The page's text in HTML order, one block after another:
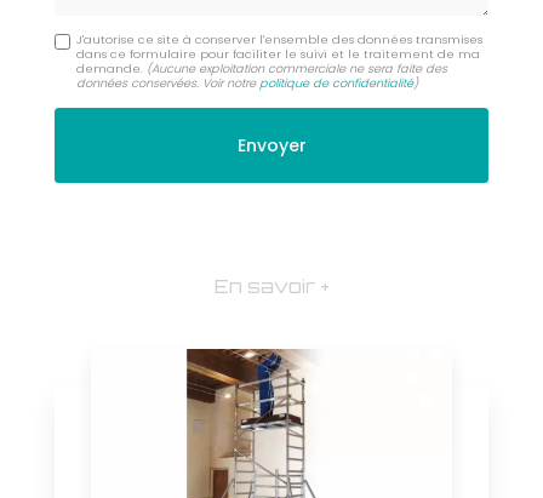
J'autorise ce site à conserver l'ensemble des données transmises
dans ce formulaire pour faciliter le suivi et le traitement de ma
demande. (Aucune exploitation commerciale ne sera faite des
données conservées. Voir notrepolitique de confidentialité)
En savoir +